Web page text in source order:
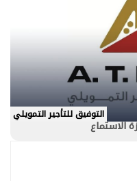
التوفيق للتأجير التمويلي
الاستماع